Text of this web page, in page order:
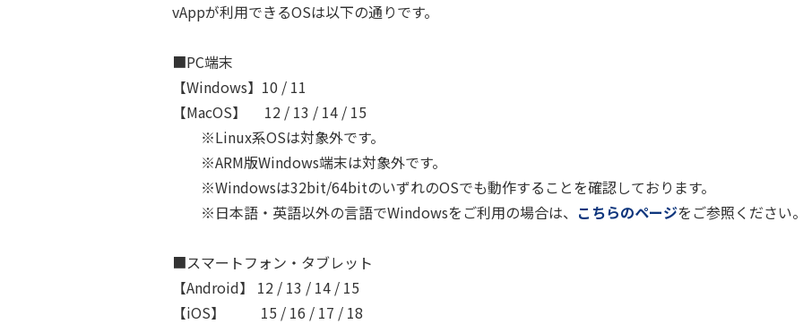
vAppが利用できるOSは以下の通りです。
■PC端末
【Windows】10 / 11
【MacOS】 12 / 13 / 14 / 15
※Linux系OSは対象外です。
※ARM版Windows端末は対象外です。
※Windowsは32bit/64bitのいずれのOSでも動作することを確認しております。
※日本語・英語以外の言語でWindowsをご利用の場合は、 こちらのページをご参照ください
■スマートフォン・タブレット
【Android】 12 / 13 / 14 / 15
【iOS】 15 / 16 / 17 / 18